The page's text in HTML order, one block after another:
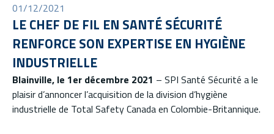
01/12/2021
LE CHEF DE FIL EN SANTÉ SÉCURITÉ
RENFORCE SON EXPERTISE EN HYGIÈNE
INDUSTRIELLE
Blainville, le 1er décembre 2021 – SPI Santé Sécurité a le
plaisir d’annoncer l’acquisition de la division d’hygiène
industrielle de Total Safety Canada en Colombie-Britannique.